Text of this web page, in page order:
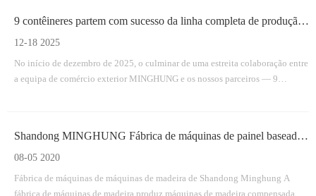
9 contêineres partem com sucesso da linha completa de produção de compensado da MINGHUNG
12-18 2025
No início de dezembro de 2025, o culminar de uma estreita colaboração entre
a equipa de comércio exterior MINGHUNG e os nossos parceiros — 9
Shandong MINGHUNG Fábrica de máquinas de painel baseada em madeira
08-05 2020
Fábrica de máquinas de máquinas de madeira de Shandong Minghung A
fábrica de máquinas de madeira produz máquinas de madeira compensada em